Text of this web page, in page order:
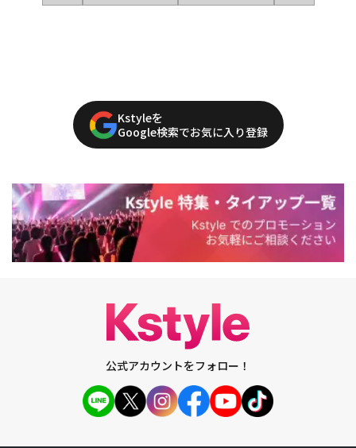
Kstyleを
Google検索でお気に入り登録
公式アカウントをフォロー！